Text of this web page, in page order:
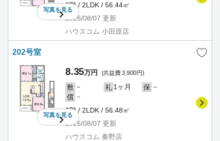
写真を見る
2階 / 2LDK / 56.44㎡
2026/08/07 更新
ハウスコム 小田原店
202号室
写真を見る
8.35万円 (共益費 3,900円)
敷 － 礼 1ヶ月 保 －
償 －
2階 / 2LDK / 56.48㎡
2026/08/07 更新
ハウスコム 秦野店